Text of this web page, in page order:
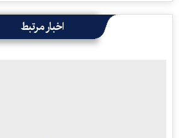
اخبار مرتبط